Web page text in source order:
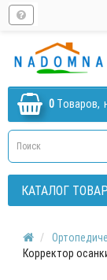
0 Tоваров,
КАТАЛОГ
Корректор